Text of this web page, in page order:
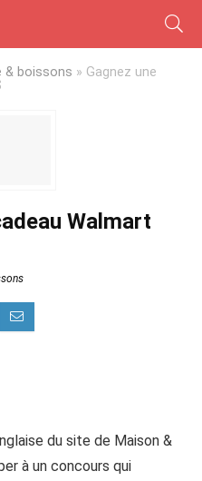
& boissons » Gagnez une
Walmart
du site de Maison &
à un concours qui